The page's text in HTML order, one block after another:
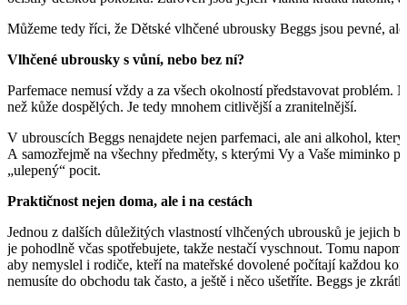
Můžeme tedy říci, že Dětské vlhčené ubrousky Beggs jsou pevné,
Vlhčené ubrousky s vůní, nebo bez ní?
Parfemace nemusí vždy a za všech okolností představovat
než kůže dospělých. Je tedy mnohem citlivější a zranitelnější.
V ubrouscích Beggs nenajdete nejen parfemaci, ale ani alkohol,
A samozřejmě na všechny předměty, s kterými Vy a Vaše miminko
„ulepený“ pocit.
Praktičnost nejen doma, ale i na cestách
Jednou z dalších důležitých vlastností vlhčených ubrousků je jejich
je pohodlně včas spotřebujete, takže nestačí vyschnout. Tomu
aby nemyslel i rodiče, kteří na mateřské dovolené počítají každou
nemusíte do obchodu tak často, a ještě i něco ušetříte. Beggs je